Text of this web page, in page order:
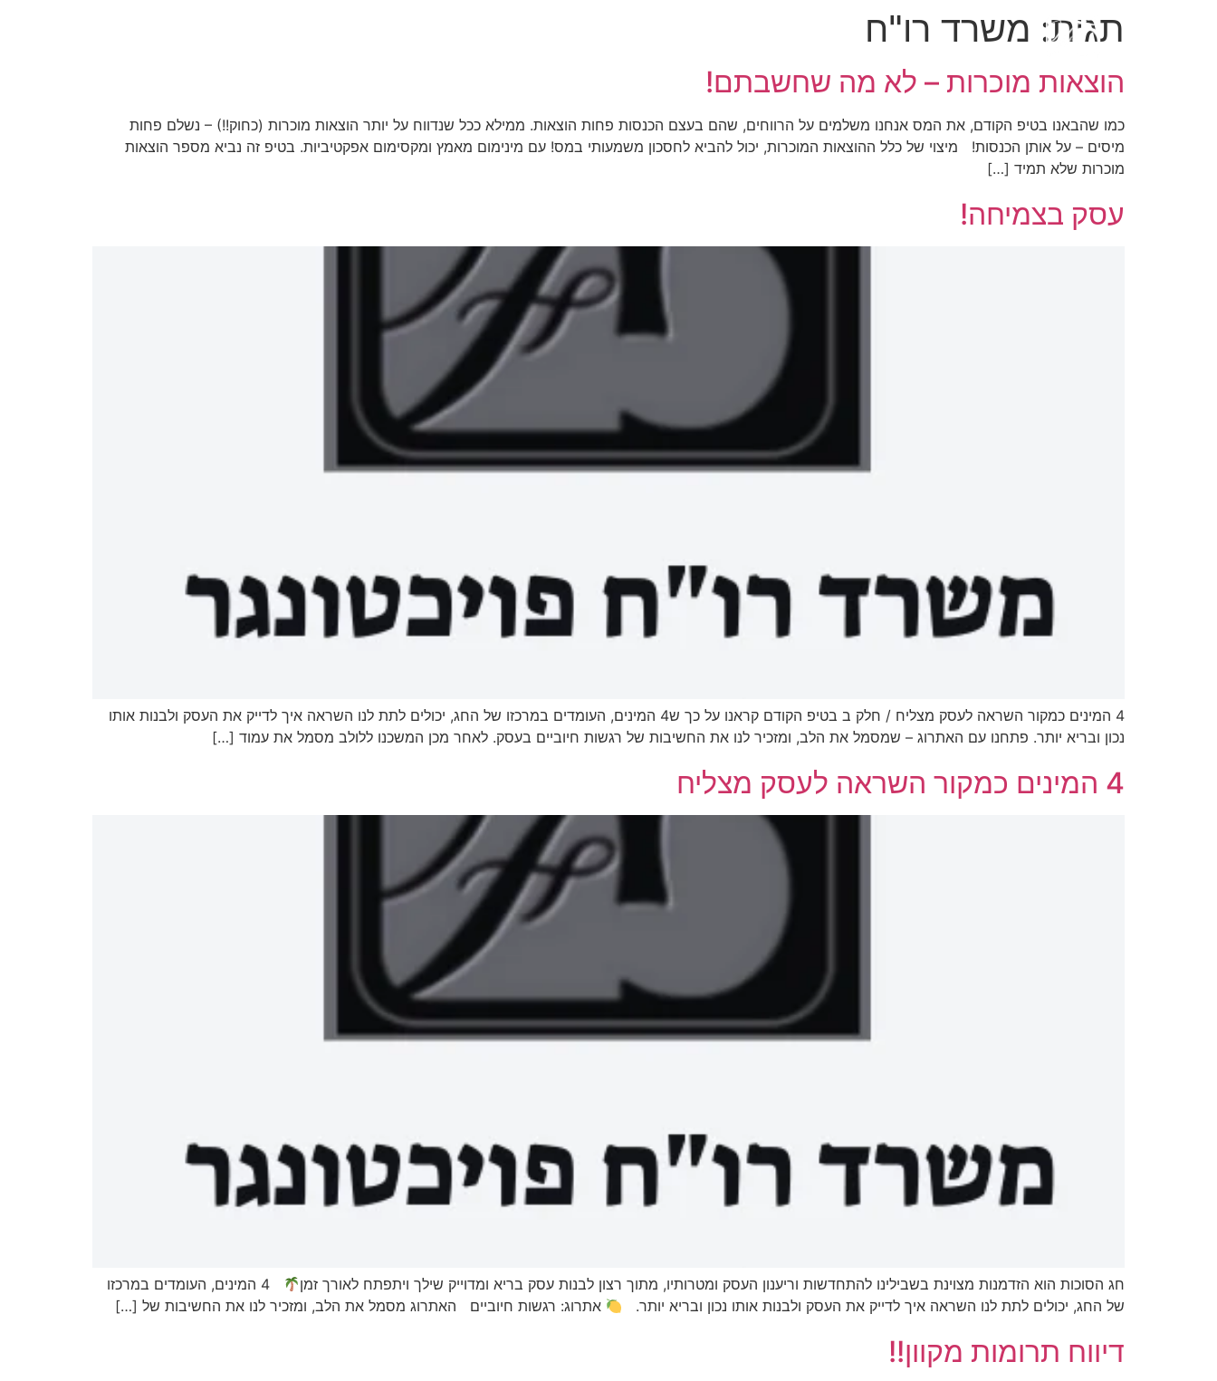
תגית: משרד רו"ח
הוצאות מוכרות – לא מה שחשבתם!
כמו שהבאנו בטיפ הקודם, את המס אנחנו משלמים על הרווחים, שהם בעצם הכנסות פחות הוצאות. ממילא ככל שנדווח על יותר הוצאות מוכרות (כחוק!!) – נשלם פחות
מיסים – על אותן הכנסות! מיצוי של כלל ההוצאות המוכרות, יכול להביא לחסכון משמעותי במס! עם מינימום מאמץ ומקסימום אפקטיביות. בטיפ זה נביא מספר הוצאות
מוכרות שלא תמיד […]
עסק בצמיחה!
4 המינים כמקור השראה לעסק מצליח / חלק ב בטיפ הקודם קראנו על כך ש4 המינים, העומדים במרכזו של החג, יכולים לתת לנו השראה איך לדייק את העסק ולבנות אותו
נכון ובריא יותר. פתחנו עם האתרוג – שמסמל את הלב, ומזכיר לנו את החשיבות של רגשות חיוביים בעסק. לאחר מכן המשכנו ללולב מסמל את עמוד […]
4 המינים כמקור השראה לעסק מצליח
חג הסוכות הוא הזדמנות מצוינת בשבילינו להתחדשות וריענון העסק ומטרותיו, מתוך רצון לבנות עסק בריא ומדוייק שילך ויתפתח לאורך זמן
4 המינים, העומדים במרכזו
של החג, יכולים לתת לנו השראה איך לדייק את העסק ולבנות אותו נכון ובריא יותר.
אתרוג: רגשות חיוביים האתרוג מסמל את הלב, ומזכיר לנו את החשיבות של […]
דיווח תרומות מקוון!!